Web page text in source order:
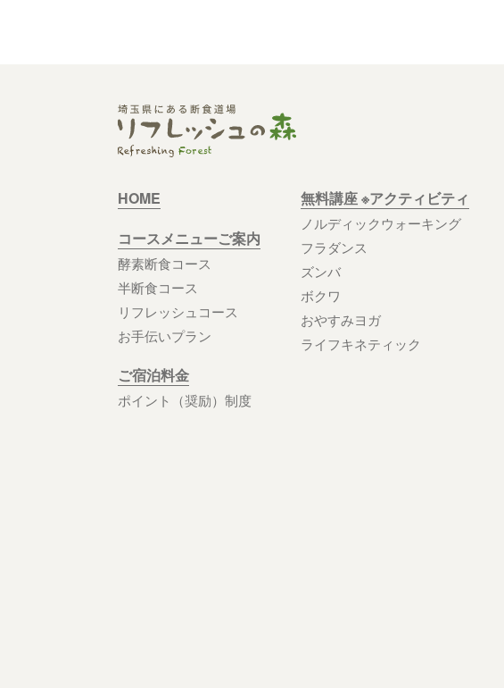
HOME
コースメニューご案内
酵素断食コース
半断食コース
リフレッシュコース
お手伝いプラン
ご宿泊料金
ポイント（奨励）制度
無料講座 ※アクティビティ
ノルディックウォーキング
フラダンス
ズンバ
ボクワ
おやすみヨガ
ライフキネティック